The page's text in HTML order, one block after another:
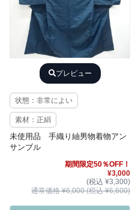
プレビュー
状態：非常によい
素材：正絹
未使用品 手織り紬男物着物アン
サンブル
期間限定50％OFF！
¥3,000
(税込 ¥3,300)
通常価格 ¥6,000 (税込 ¥6,600)